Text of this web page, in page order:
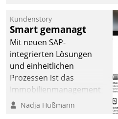
Kundenstory
Smart gemanagt
Mit neuen SAP-
integrierten Lösungen
und einheitlichen
Prozessen ist das
Immobilienmanagement
der Bayerischen
Nadja Hußmann